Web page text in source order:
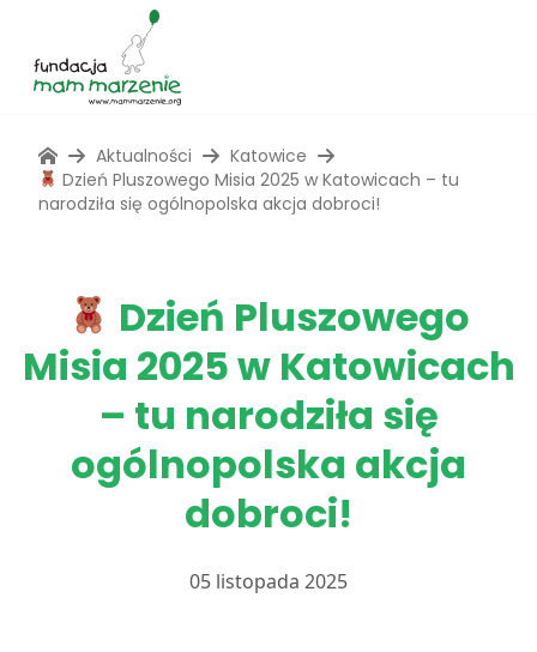
Aktualności
Katowice
Dzień Pluszowego Misia 2025 w Katowicach – tu
narodziła się ogólnopolska akcja dobroci!
Dzień Pluszowego
Misia 2025 w Katowicach
– tu narodziła się
ogólnopolska akcja
dobroci!
05 listopada 2025